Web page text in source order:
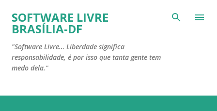
Pular para o conteúdo principal
SOFTWARE LIVRE
BRASÍLIA-DF
"Software Livre… Liberdade significa
responsabilidade, é por isso que tanta gente tem
medo dela."